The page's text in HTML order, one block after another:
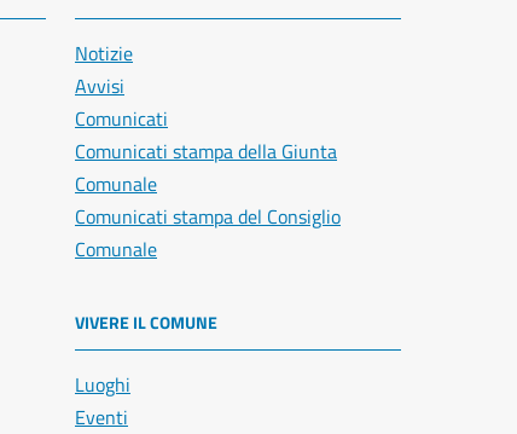
Notizie
Avvisi
Comunicati
Comunicati stampa della Giunta
Comunale
Comunicati stampa del Consiglio
Comunale
VIVERE IL COMUNE
Luoghi
Eventi